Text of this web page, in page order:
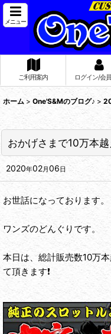
メニュー
ご利用案内 ログイン/会
ホーム > One'S&Mのブログ♪ >
おかげさまで10万本越
2020年02月06日
お世話になっております。
ワンズのどんぐりです。
本日は、総計販売数10万
て頂きます❗️